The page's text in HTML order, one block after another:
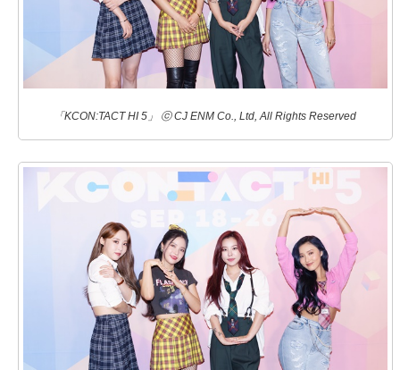
「KCON:TACT HI 5」 ⓒ CJ ENM Co., Ltd, All Rights Reserved